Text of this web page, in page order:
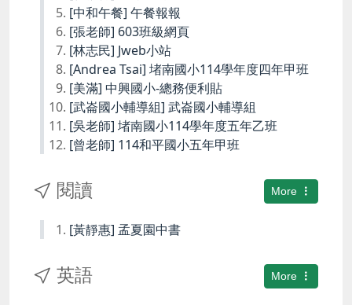
[中和午餐] 午餐報報
[張老師] 603班級網頁
[林志民] Jweb小站
[Andrea Tsai] 堵南國小114學年度四年甲班
[美滿] 中興國小-總務便利貼
[武崙國小輔導組] 武崙國小輔導組
[吳老師] 堵南國小114學年度五年乙班
[曾老師] 114和平國小五年甲班
More
閱讀
[黃靜惠] 孟夏園中書
More
英語